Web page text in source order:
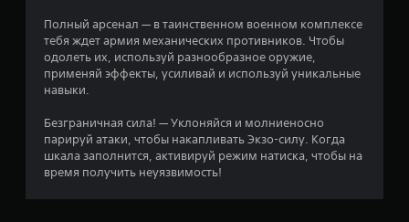
д
н
о
н
Полный арсенал — в таинственном военном комплексе
тебя ждет армия механических противников. Чтобы
одолеть их, используй разнообразное оружие,
применяй эффекты, усиливай и используй уникальные
навыки.
Безграничная сила! — Уклоняйся и молниеносно
парируй атаки, чтобы накапливать Экзо-силу. Когда
шкала заполнится, активируй режим натиска, чтобы на
время получить неуязвимость!